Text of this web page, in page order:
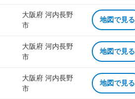
大阪府 河内長野
市
地図で見る
大阪府 河内長野
市
地図で見る
大阪府 河内長野
市
地図で見る